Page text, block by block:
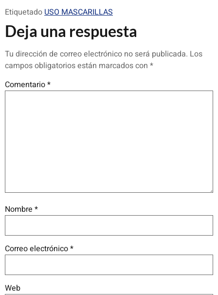
Etiquetado USO MASCARILLAS
Deja una respuesta
Tu dirección de correo electrónico no será publicada. Los
campos obligatorios están marcados con *
Comentario*
Nombre *
Correo electrónico*
Web